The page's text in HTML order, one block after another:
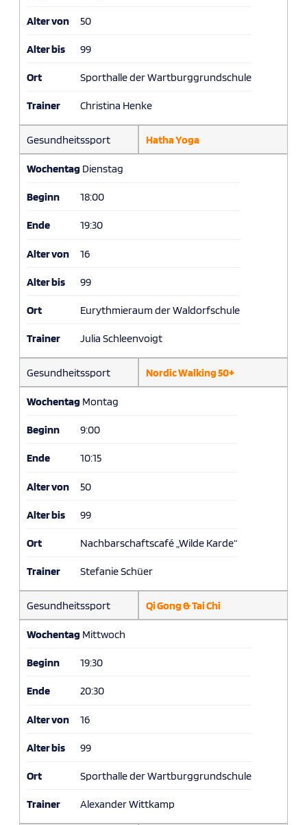
Alter von 50
Alter bis 99
Ort Sporthalle der Wartburggrundschule
Trainer Christina Henke
Gesundheitssport Hatha Yoga
Wochentag Dienstag
Beginn 18:00
Ende 19:30
Alter von 16
Alter bis 99
Ort Eurythmieraum der Waldorfschule
Trainer Julia Schleenvoigt
Gesundheitssport Nordic Walking 50+
Wochentag Montag
Beginn 9:00
Ende 10:15
Alter von 50
Alter bis 99
Ort Nachbarschaftscafé „Wilde Karde“
Trainer Stefanie Schüer
Gesundheitssport Qi Gong & Tai Chi
Wochentag Mittwoch
Beginn 19:30
Ende 20:30
Alter von 16
Alter bis 99
Ort Sporthalle der Wartburggrundschule
Trainer Alexander Wittkamp